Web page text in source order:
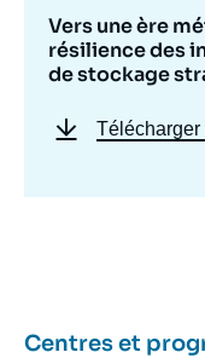
Vers une ère
résilience des
de stockage
Télécharger
Centres et